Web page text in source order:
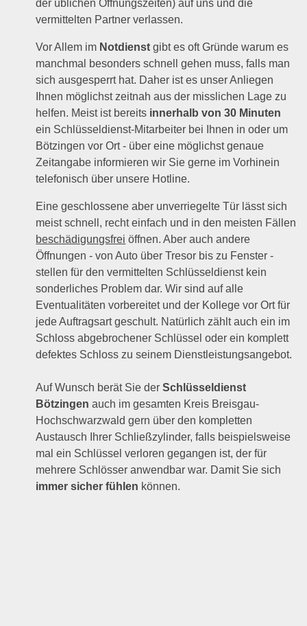
der üblichen Öffnungszeiten) auf uns und die
vermittelten Partner verlassen.
Vor Allem im Notdienst gibt es oft Gründe warum es
manchmal besonders schnell gehen muss, falls man
sich ausgesperrt hat. Daher ist es unser Anliegen
Ihnen möglichst zeitnah aus der misslichen Lage zu
helfen. Meist ist bereits innerhalb von 30 Minuten
ein Schlüsseldienst-Mitarbeiter bei Ihnen in oder um
Bötzingen vor Ort - über eine möglichst genaue
Zeitangabe informieren wir Sie gerne im Vorhinein
telefonisch über unsere Hotline.
Eine geschlossene aber unverriegelte Tür lässt sich
meist schnell, recht einfach und in den meisten Fällen
beschädigungsfrei öffnen. Aber auch andere
Öffnungen - von Auto über Tresor bis zu Fenster -
stellen für den vermittelten Schlüsseldienst kein
sonderliches Problem dar. Wir sind auf alle
Eventualitäten vorbereitet und der Kollege vor Ort für
jede Auftragsart geschult. Natürlich zählt auch ein im
Schloss abgebrochener Schlüssel oder ein komplett
defektes Schloss zu seinem Dienstleistungsangebot.
Auf Wunsch berät Sie derSchlüsseldienst
Bötzingen auch im gesamten Kreis Breisgau-
Hochschwarzwald gern über den kompletten
Austausch Ihrer Schließzylinder, falls beispielsweise
mal ein Schlüssel verloren gegangen ist, der für
mehrere Schlösser anwendbar war. Damit Sie sich
immer sicher fühlen können.